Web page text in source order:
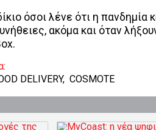
όσοι λένε ότι η πανδημία
ακόμα και όταν
DELIVERY, COSMOTE